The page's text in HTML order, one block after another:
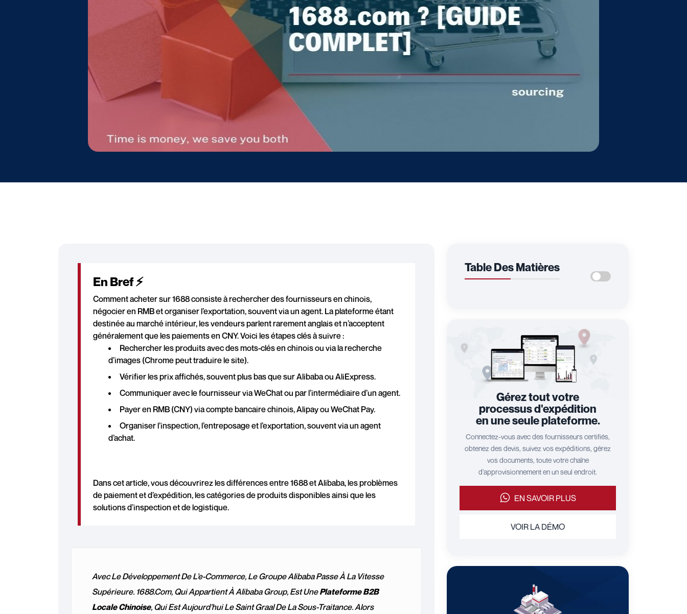
En Bref ⚡
Comment acheter sur 1688 consiste à rechercher des fournisseurs en chinois,
négocier en RMB et organiser l’exportation, souvent via un agent. La plateforme étant
destinée au marché intérieur, les vendeurs parlent rarement anglais et n’acceptent
généralement que les paiements en CNY. Voici les étapes clés à suivre :
Rechercher les produits avec des mots-clés en chinois ou via la recherche
d’images (Chrome peut traduire le site).
Vérifier les prix affichés, souvent plus bas que sur Alibaba ou AliExpress.
Communiquer avec le fournisseur via WeChat ou par l’intermédiaire d’un agent.
Payer en RMB (CNY) via compte bancaire chinois, Alipay ou WeChat Pay.
Organiser l’inspection, l’entreposage et l’exportation, souvent via un agent
d’achat.
Dans cet article, vous découvrirez les différences entre 1688 et Alibaba, les problèmes
de paiement et d’expédition, les catégories de produits disponibles ainsi que les
solutions d’inspection et de logistique.
Avec Le Développement De L’e-Commerce, Le Groupe Alibaba Passe À La Vitesse
Supérieure. 1688.com, Qui Appartient À Alibaba Group, Est UnePlateforme B2B
Locale Chinoise, Qui Est Aujourd’hui Le Saint Graal De La Sous-Traitance. Alors
Table Des Matières
Gérez tout votre
processus d'expédition
en une seule plateforme.
Connectez-vous avec des fournisseurs certifiés,
obtenez des devis, suivez vos expéditions, gérez
vos documents, toute votre chaîne
d'approvisionnement en un seul endroit.
EN SAVOIR PLUS
VOIR LA DÉMO